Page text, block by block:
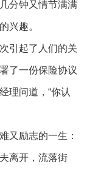
分钟又情节满满
兴趣。
引起了人们的关
了一份保险协议
理问道，“你认
又励志的一生：
离开，流落街